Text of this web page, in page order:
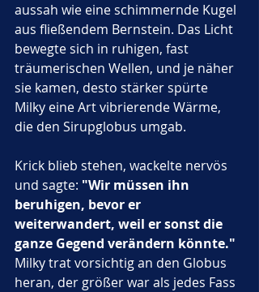
aussah wie eine schimmernde Kugel
aus fließendem Bernstein. Das Licht
bewegte sich in ruhigen, fast
träumerischen Wellen, und je näher
sie kamen, desto stärker spürte
Milky eine Art vibrierende Wärme,
die den Sirupglobus umgab.
Krick blieb stehen, wackelte nervös
und sagte: "Wir müssen ihn
beruhigen, bevor er
weiterwandert, weil er sonst die
ganze Gegend verändern könnte."
Milky trat vorsichtig an den Globus
heran, der größer war als jedes Fass